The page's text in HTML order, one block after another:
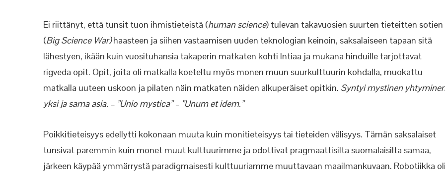
Ei riittänyt, että tunsit tuon ihmistieteistä (human science) tulevan takavuosien suurten tieteitten sotien
(Big Science War)haasteen ja siihen vastaamisen uuden teknologian keinoin, saksalaiseen tapaan sitä
lähestyen, ikään kuin vuosituhansia takaperin matkaten kohti Intiaa ja mukana hinduille tarjottavat
rigveda opit. Opit, joita oli matkalla koeteltu myös monen muun suurkulttuurin kohdalla, muokattu
matkalla uuteen uskoon ja pilaten näin matkaten näiden alkuperäiset opitkin. Syntyi mystinen
yksi ja sama asia. – ”Unio mystica” – ”Unum et idem.”
Poikkitieteisyys edellytti kokonaan muuta kuin monitieteisyys tai tieteiden välisyys. Tämän saksalaiset
tunsivat paremmin kuin monet muut kulttuurimme ja odottivat pragmaattisilta suomalaisilta samaa,
järkeen käypää ymmärrystä paradigmaisesti kulttuuriamme muuttavaan maailmankuvaan. Robotiikka